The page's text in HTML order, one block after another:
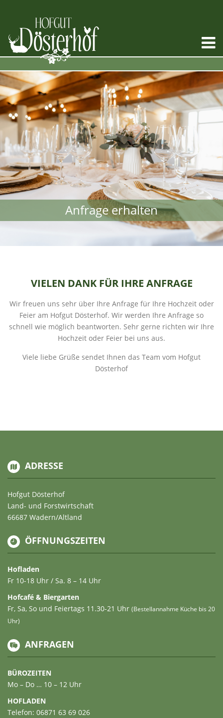
Anfrage erhalten
VIELEN DANK FÜR IHRE ANFRAGE
Wir freuen uns sehr über Ihre Anfrage für Ihre Hochzeit oder
Feier am Hofgut Dösterhof. Wir werden Ihre Anfrage so
schnell wie möglich beantworten. Sehr gerne richten wir Ihre
Hochzeit oder Feier bei uns aus.
Viele liebe Grüße sendet Ihnen das Team vom Hofgut
Dösterhof
ADRESSE
Hofgut Dösterhof
Land- und Forstwirtschaft
66687 Wadern/Altland
ÖFFNUNGSZEITEN
Hofladen
Fr 10-18 Uhr / Sa. 8 – 14 Uhr
Hofcafé & Biergarten
Fr, Sa, So und Feiertags 11.30-21 Uhr (Bestellannahme Küche bis 20
Uhr)
ANFRAGEN
BÜROZEITEN
Mo – Do … 10 – 12 Uhr
HOFLADEN
Telefon: 06871 63 69 026